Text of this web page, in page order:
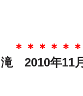
＊＊＊＊＊＊
滝 2010年11